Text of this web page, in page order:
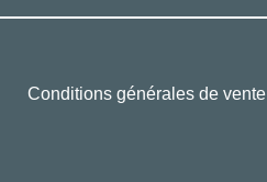
Conditions générales de vente